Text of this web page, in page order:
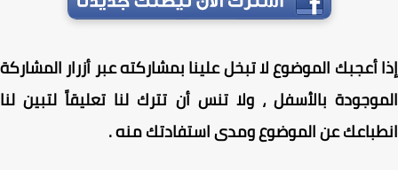
أعجبك الموضوع لا تبخل علينا بمشاركته عبر أزرار المشاركة
بالأسفل ، ولا تنس أن تترك لنا تعليقاً لتبين لنا
عن الموضوع ومدى استفادتك منه .